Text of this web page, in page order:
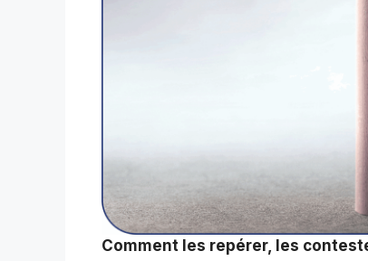
Comment les repérer, les